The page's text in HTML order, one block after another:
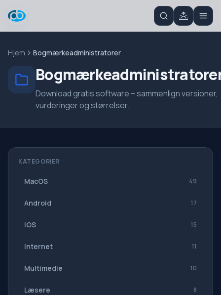
Hjem Bogmærkeadministratorer
Download gratis software – sammenlign versioner,
vurderinger og størrelser.
KATEGORIER
MacOS 49
Android 17
iOS 15
Internet 11
Multimedie 10
Læsere 8